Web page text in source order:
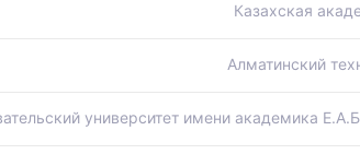
Казахская
Алматинский
университет имени академика